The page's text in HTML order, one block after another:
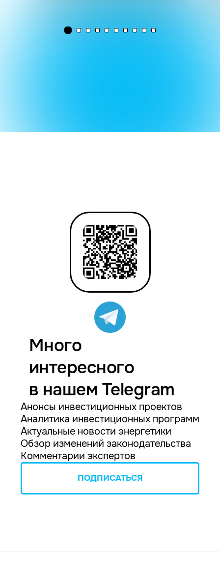
Много
интересного
в нашем Telegram
Анонсы инвестиционных проектов
Аналитика инвестиционных программ
Актуальные новости энергетики
Обзор изменений законодательства
Комментарии экспертов
ПОДПИСАТЬСЯ